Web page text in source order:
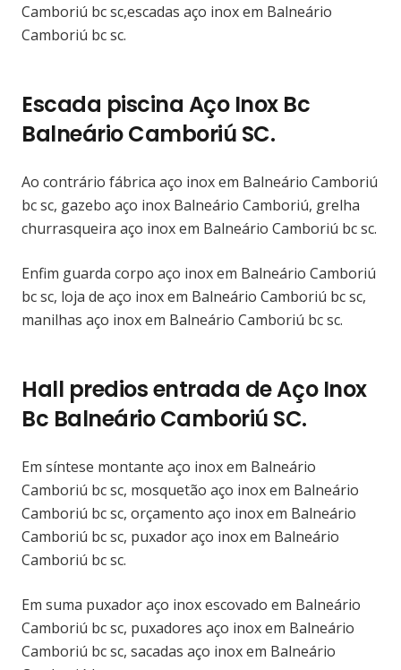
Camboriú bc sc,escadas aço inox em Balneário
Camboriú bc sc.
Escada piscina Aço Inox Bc
Balneário Camboriú SC.
Ao contrário fábrica aço inox em Balneário Camboriú
bc sc, gazebo aço inox Balneário Camboriú, grelha
churrasqueira aço inox em Balneário Camboriú bc sc.
Enfim guarda corpo aço inox em Balneário Camboriú
bc sc, loja de aço inox em Balneário Camboriú bc sc,
manilhas aço inox em Balneário Camboriú bc sc.
Hall predios entrada de Aço Inox
Bc Balneário Camboriú SC.
Em síntese montante aço inox em Balneário
Camboriú bc sc, mosquetão aço inox em Balneário
Camboriú bc sc, orçamento aço inox em Balneário
Camboriú bc sc, puxador aço inox em Balneário
Camboriú bc sc.
Em suma puxador aço inox escovado em Balneário
Camboriú bc sc, puxadores aço inox em Balneário
Camboriú bc sc, sacadas aço inox em Balneário